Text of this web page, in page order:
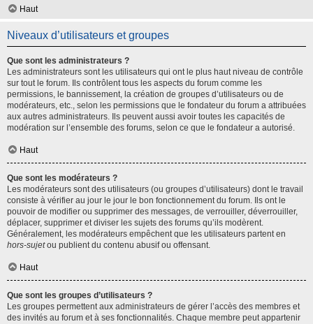
Haut
Niveaux d’utilisateurs et groupes
Que sont les administrateurs ?
Les administrateurs sont les utilisateurs qui ont le plus haut niveau de contrôle
sur tout le forum. Ils contrôlent tous les aspects du forum comme les
permissions, le bannissement, la création de groupes d’utilisateurs ou de
modérateurs, etc., selon les permissions que le fondateur du forum a attribuées
aux autres administrateurs. Ils peuvent aussi avoir toutes les capacités de
modération sur l’ensemble des forums, selon ce que le fondateur a autorisé.
Haut
Que sont les modérateurs ?
Les modérateurs sont des utilisateurs (ou groupes d’utilisateurs) dont le travail
consiste à vérifier au jour le jour le bon fonctionnement du forum. Ils ont le
pouvoir de modifier ou supprimer des messages, de verrouiller, déverrouiller,
déplacer, supprimer et diviser les sujets des forums qu’ils modèrent.
Généralement, les modérateurs empêchent que les utilisateurs partent en
hors-sujetou publient du contenu abusif ou offensant.
Haut
Que sont les groupes d’utilisateurs ?
Les groupes permettent aux administrateurs de gérer l’accès des membres et
des invités au forum et à ses fonctionnalités. Chaque membre peut appartenir